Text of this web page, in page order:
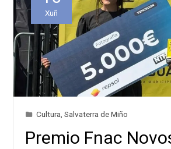
Xuñ
Cultura ,Salvaterra de Miño
Premio Fnac